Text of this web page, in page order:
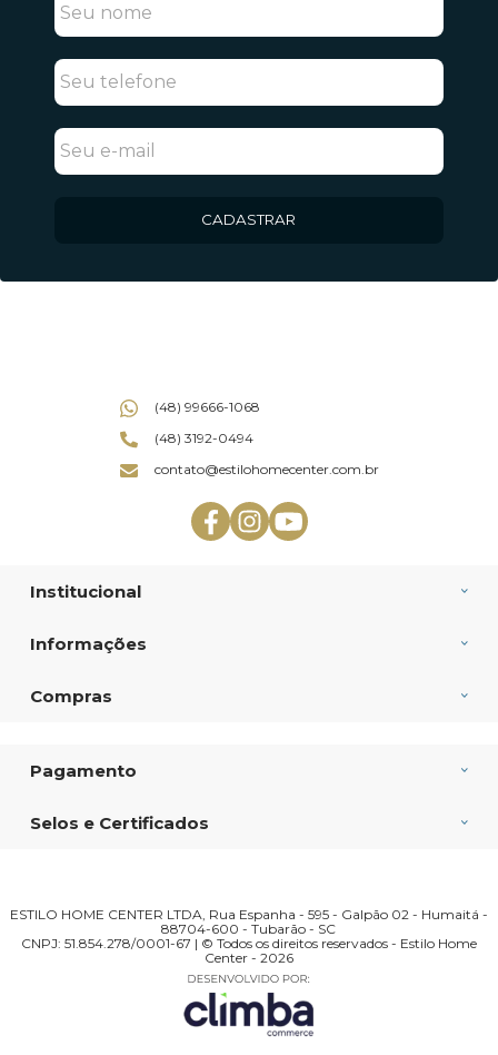
CADASTRAR
Institucional
Informações
Compras
(48) 99666-1068
(48) 3192-0494
contato@estilohomecenter.com.br
Pagamento
Selos e Certificados
ESTILO HOME CENTER LTDA, Rua Espanha - 595 - Galpão 02 - Humaitá -
88704-600 - Tubarão - SC
CNPJ: 51.854.278/0001-67 | © Todos os direitos reservados - Estilo Home
Center - 2026